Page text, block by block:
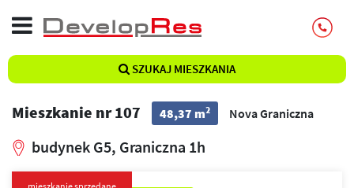
SZUKAJ MIESZKANIA
Mieszkanie nr 107 48,37 m2 Nova Graniczna
budynek G5, Graniczna 1h